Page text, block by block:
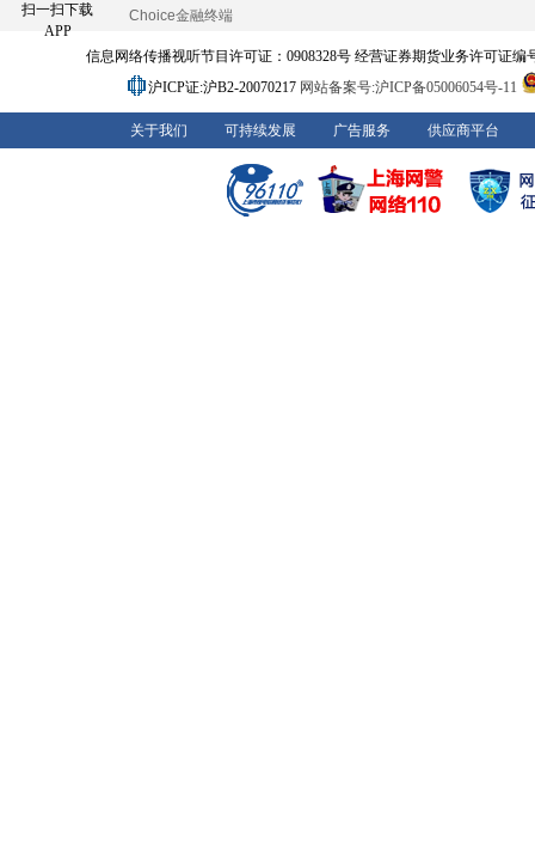
扫一扫下载
APP
Choice金融终端
信息网络传播视听节目许可证：0908328号 经营证券期货业务许可证编
沪ICP证:沪B2-20070217 网站备案号:沪ICP备05006054号-11
关于我们 可持续发展 广告服务 供应商平台